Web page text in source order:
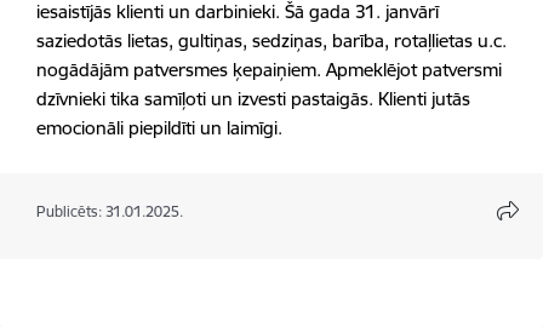
iesaistījās klienti un darbinieki. Šā gada 31. janvārī
saziedotās lietas, gultiņas, sedziņas, barība, rotaļlietas u.c.
nogādājām patversmes ķepaiņiem. Apmeklējot patversmi
dzīvnieki tika samīļoti un izvesti pastaigās. Klienti jutās
emocionāli piepildīti un laimīgi.
Publicēts: 31.01.2025.